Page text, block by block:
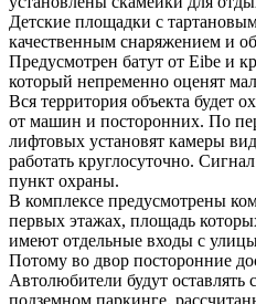
Детские площадки с
качественным снаряжением и
Предусмотрен батут от Eibe и
который непременно оценят
Вся территория объекта будет
от машин и посторонних. По
лифтовых установят камеры
работать круглосуточно.
пункт охраны.
В комплексе предусмотрены
первых этажах, площадь
имеют отдельные входы с
Потому во двор посторонние
Автолюбители будут
подземном паркинге,